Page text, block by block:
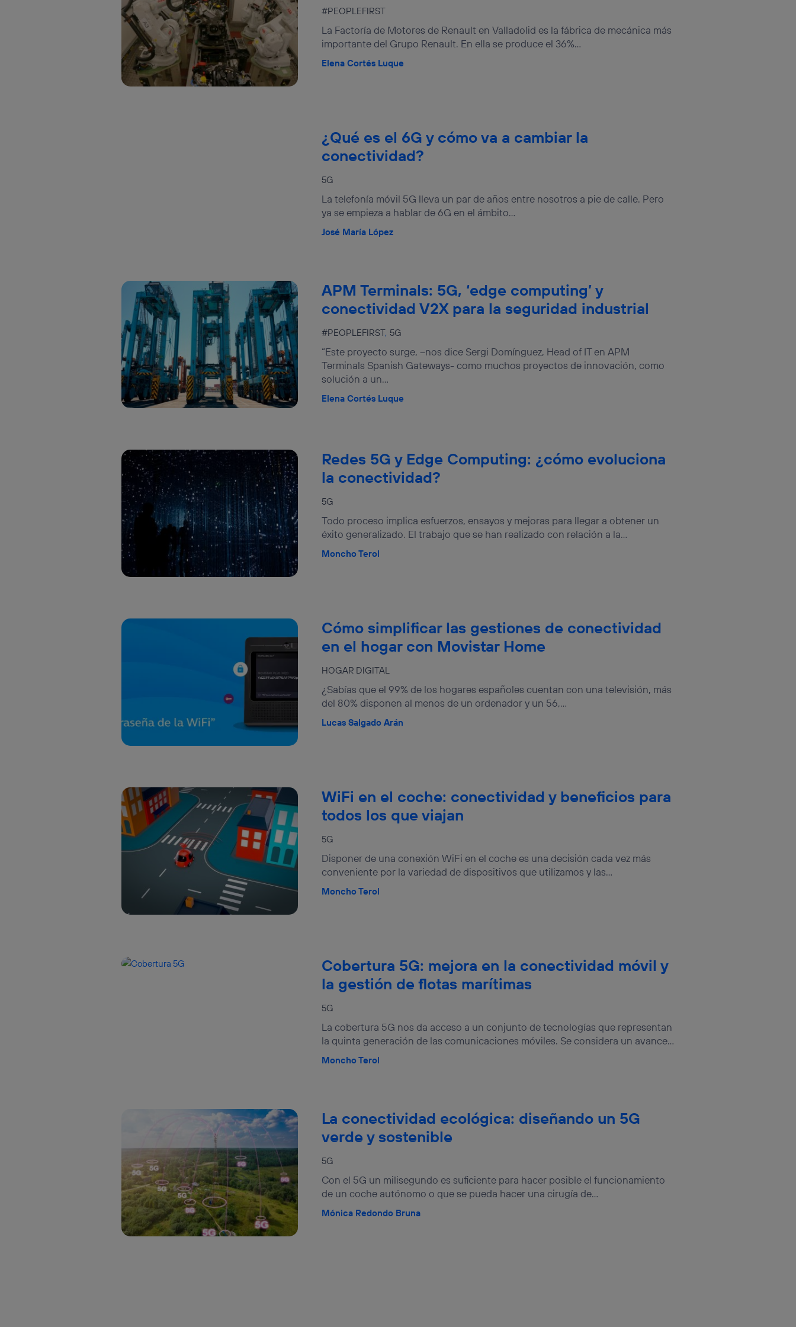
#PEOPLEFIRST
La Factoría de Motores de Renault en Valladolid es la fábrica de mecánica más
importante del Grupo Renault. En ella se produce el 36%...
Elena Cortés Luque
5G
¿Qué es el 6G y cómo va a cambiar la
conectividad?
La telefonía móvil 5G lleva un par de años entre nosotros a pie de calle. Pero
ya se empieza a hablar de 6G en el ámbito...
José María López
#PEOPLEFIRST 5G
APM Terminals: 5G, ‘edge computing’ y
conectividad V2X para la seguridad industrial
“Este proyecto surge, –nos dice Sergi Domínguez, Head of IT en APM
Terminals Spanish Gateways- como muchos proyectos de innovación, como
solución a un...
Elena Cortés Luque
5G
Redes 5G y Edge Computing: ¿cómo evoluciona
la conectividad?
Todo proceso implica esfuerzos, ensayos y mejoras para llegar a obtener un
éxito generalizado. El trabajo que se han realizado con relación a la...
Moncho Terol
HOGAR DIGITAL
Cómo simplificar las gestiones de conectividad
en el hogar con Movistar Home
¿Sabías que el 99% de los hogares españoles cuentan con una televisión, más
del 80% disponen al menos de un ordenador y un 56,...
Lucas Salgado Arán
5G
WiFi en el coche: conectividad y beneficios para
todos los que viajan
Disponer de una conexión WiFi en el coche es una decisión cada vez más
conveniente por la variedad de dispositivos que utilizamos y las...
Moncho Terol
5G
Cobertura 5G: mejora en la conectividad móvil y
la gestión de flotas marítimas
La cobertura 5G nos da acceso a un conjunto de tecnologías que representan
la quinta generación de las comunicaciones móviles. Se considera un avance...
Moncho Terol
5G
La conectividad ecológica: diseñando un 5G
verde y sostenible
Con el 5G un milisegundo es suficiente para hacer posible el funcionamiento
de un coche autónomo o que se pueda hacer una cirugía de...
Mónica Redondo Bruna
Si utilizas una conexión de banda ancha
realizará en función de las actividades de navegación de los miembros del hogar que
hayan dado su consentimiento.
Si utilizas
datos móviles, el marketing será más personalizado, ya que se basará
únicamente en la navegación del usuario del móvil.
Puedes gestionar los consentimientos Utiq seleccionando “Administrar Utiq” en la parte
inferior de esta página web o visitando el